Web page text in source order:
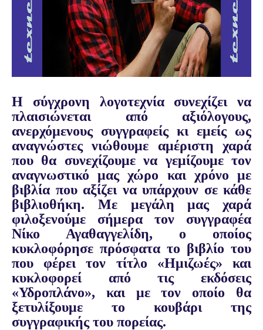
Η σύγχρονη λογοτεχνία συνεχίζει να
πλαισιώνεται από αξιόλογους,
ανερχόμενους συγγραφείς κι εμείς ως
αναγνώστες νιώθουμε αμέριστη χαρά
που θα συνεχίζουμε να γεμίζουμε τον
αναγνωστικό μας χώρο και χρόνο με
βιβλία που αξίζει να υπάρχουν σε κάθε
βιβλιοθήκη. Με μεγάλη μας χαρά
φιλοξενούμε σήμερα τον συγγραφέα
Νίκο Αγαθαγγελίδη, ο οποίος
κυκλοφόρησε πρόσφατα το βιβλίο του
που φέρει τον τίτλο «Ημιζωές» και
κυκλοφορεί από τις εκδόσεις
«Υδροπλάνο», και με τον οποίο θα
ξετυλίξουμε το κουβάρι της
συγγραφικής του πορείας.